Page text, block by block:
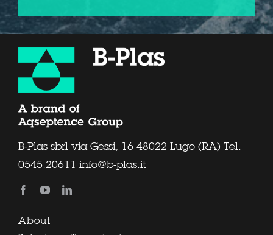
B-Plas sbrl via Gessi, 16 48022 Lugo (RA) Tel.
0545.20611 info@b-plas.it
About